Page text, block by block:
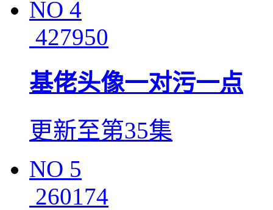
NO 4
427950
基佬头像一对污一点
更新至第35集
NO 5
260174